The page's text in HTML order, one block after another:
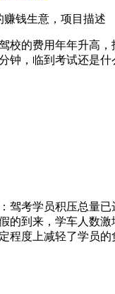
赚钱生意，项目描述
校的费用年年升高
钟，临到考试还是什
驾考学员积压总量
的到来，学车人数
程度上减轻了学员